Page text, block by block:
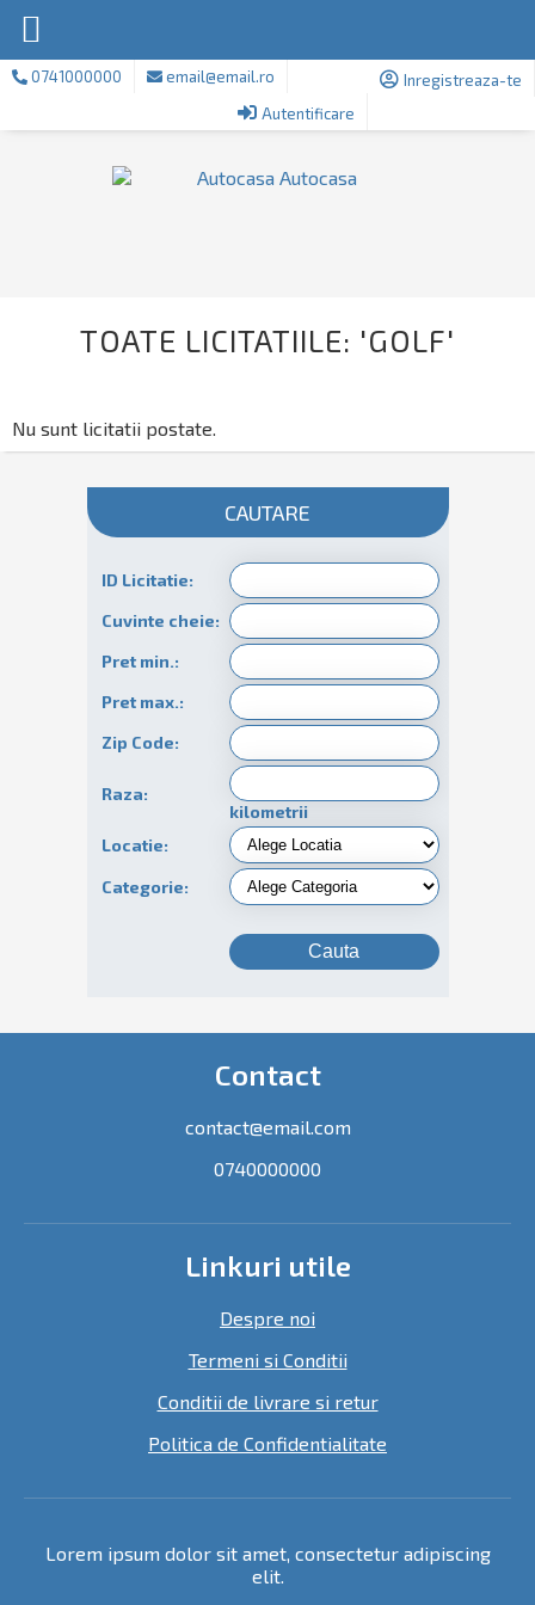
0741000000 email@email.ro
Inregistreaza-te
Autentificare
TOATE LICITATIILE: 'GOLF'
Nu sunt licitatii postate.
CAUTARE
ID Licitatie:
Cuvinte cheie:
Pret min.:
Pret max.:
Zip Code:
Raza:
kilometrii
Locatie:
Categorie:
Contact
contact@email.com
0740000000
Linkuri utile
Despre noi
Termeni si Conditii
Conditii de livrare si retur
Politica de Confidentialitate
Lorem ipsum dolor sit amet, consectetur adipiscing
elit.